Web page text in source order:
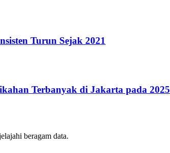
Turun Sejak 2021
Terbanyak di Jakarta pada 2025
beragam data.